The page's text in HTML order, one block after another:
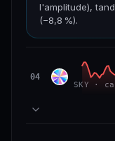
l'amplitude),
(−8,8 %).
508 M$
VAR. 7 J
04 SKY Sky
SKY ·